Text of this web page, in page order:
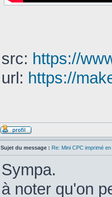
src: https://
url: https://
Sujet du message : Re: Mini CPC imprimé
Sympa.
à noter qu'on